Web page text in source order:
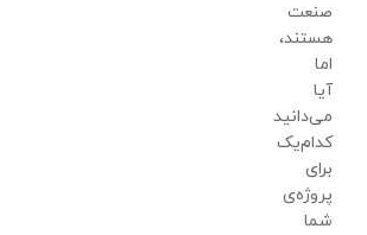
صنعت
هستند،
اما
آیا
می‌دانید
کدام‌یک
برای
پروژه‌ی
شما